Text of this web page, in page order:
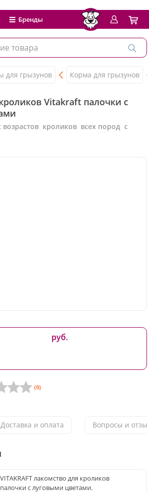
Бренды
для грызунов Корма для грызунов
Vitakraft палочки с
возрастов кроликов всех пород с
руб.
(0)
Доставка и оплата Вопросы и
VITAKRAFT лакомство для кроликов
палочки с луговыми цветами.